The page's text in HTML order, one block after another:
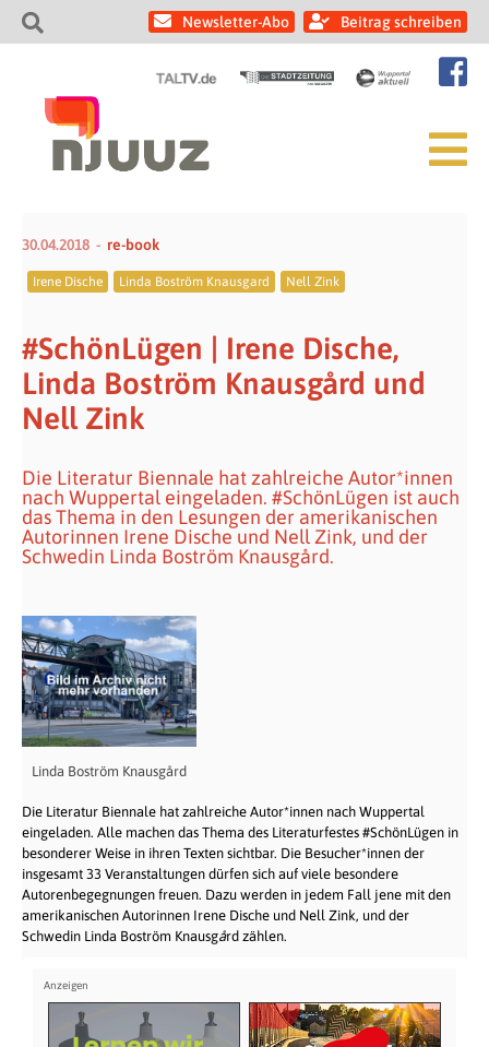
Newsletter-Abo Beitrag schreiben
30.04.2018 re-book
Irene Dische Linda Boström Knausgard Nell Zink
#SchönLügen | Irene Dische,
Linda Boström Knausgård und
Nell Zink
Die Literatur Biennale hat zahlreiche Autor*innen
nach Wuppertal eingeladen. #SchönLügen ist auch
das Thema in den Lesungen der amerikanischen
Autorinnen Irene Dische und Nell Zink, und der
Schwedin Linda Boström Knausgård.
Linda Boström Knausgård
Die Literatur Biennale hat zahlreiche Autor*innen nach Wuppertal
eingeladen. Alle machen das Thema des Literaturfestes #SchönLügen in
besonderer Weise in ihren Texten sichtbar. Die Besucher*innen der
insgesamt 33 Veranstaltungen dürfen sich auf viele besondere
Autorenbegegnungen freuen. Dazu werden in jedem Fall jene mit den
amerikanischen Autorinnen Irene Dische und Nell Zink, und der
Schwedin Linda Boström Knausgård zählen.